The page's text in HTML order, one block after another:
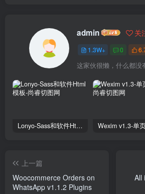
admin 关
1.3W+ 0
这家伙很懒，什么都没
Lonyo-Sass和软件Html模板 Wexim v1.3-单
上一篇
Woocommerce Orders on
WhatsApp v1.1.2 Plugins
All